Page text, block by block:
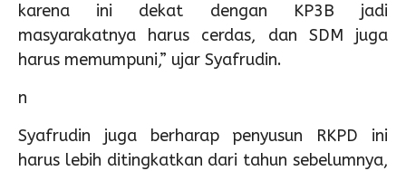
karena ini dekat dengan KP3B jadi
masyarakatnya harus cerdas, dan SDM juga
harus memumpuni,” ujar Syafrudin.
n
Syafrudin juga berharap penyusun RKPD ini
harus lebih ditingkatkan dari tahun sebelumnya,